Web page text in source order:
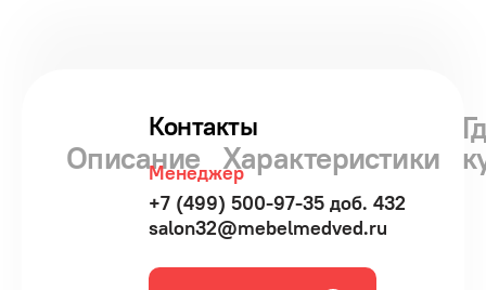
Описание Характеристики
Контакты
Менеджер
+7 (499) 500-97-35 доб. 432
salon32@mebelmedved.ru